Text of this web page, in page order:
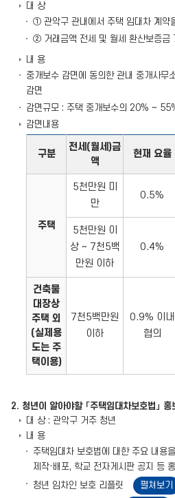
대 상
① 관악구 관내에서 주택 임대차 계
② 거래금액 전세 및 월세 환산보증금
내 용
중개보수 감면에 동의한 관내 중개사무
감면
감면규모 : 주택 중개보수의 20% ~
감면내용
구분
전세(월세)금
액
현재 요율
주택
5천만원 미
만
0.5%
5천만원 이
상 ~ 7천5백
만원 이하
0.4%
건축물
대장상
주택 외
(실제용
도는 주
택이용)
7천5백만원
이하
0.9% 이내
협의
2. 청년이 알아야할 「주택임대차보호법」 홍
대 상 : 관악구 거주 청년
내 용
주택임대차 보호법에 대한 주요 내용
제작·배포, 학교 전자게시판 공지 등
청년 임차인 보호 리플릿
펼쳐보기